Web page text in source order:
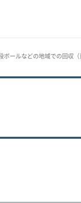
ボールなどの地域での回収（